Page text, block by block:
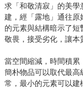
求「和敬清寂」的美
建，經「露地」通往原
的元素與結構暗示了
敬畏，接受劣化，讓本
當空間縮減，時間積累
簡朴物品可以取代最高
常，最小的元素可以建